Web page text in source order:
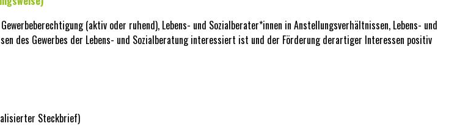
(aktiv oder ruhend), Lebens- und Sozialberater*innen in Anstellungsverhältnissen, Lebens- und
des Gewerbes der Lebens- und Sozialberatung interessiert ist und der Förderung derartiger Interessen positiv
Steckbrief)